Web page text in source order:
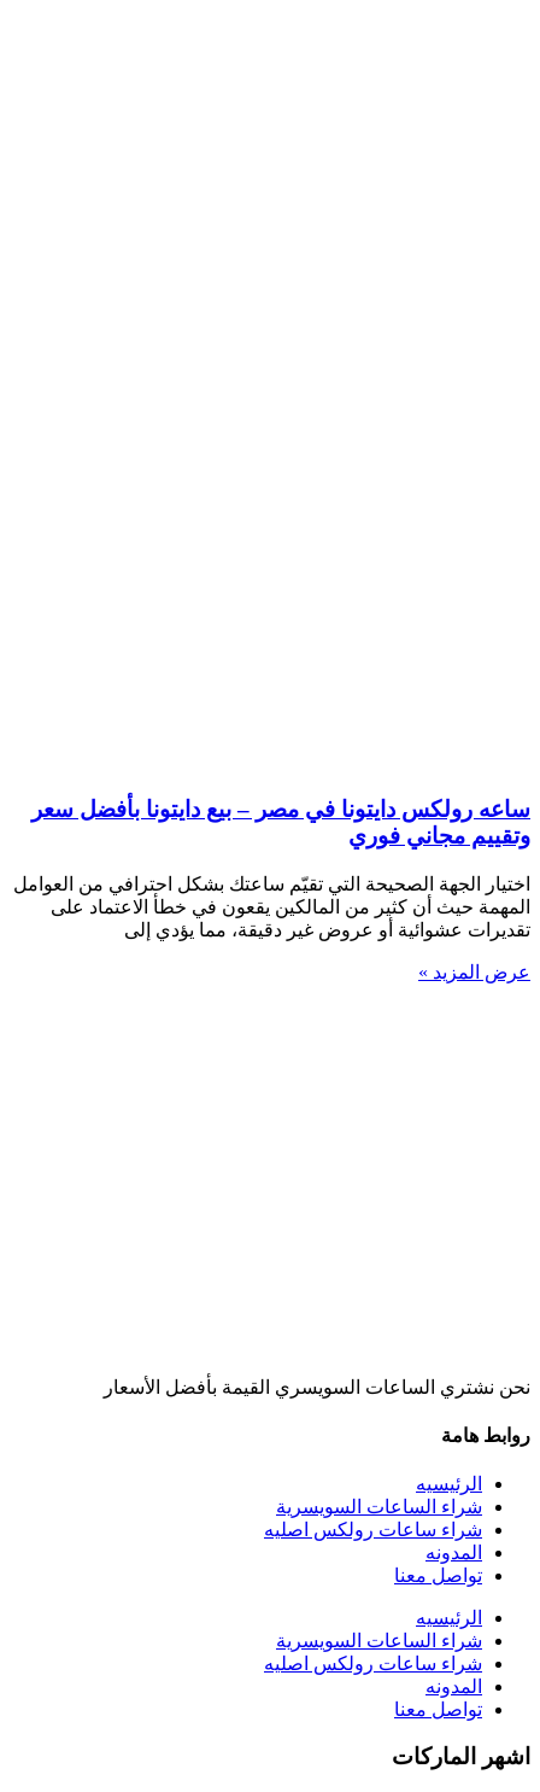
ساعه رولكس دايتونا في مصر – بيع دايتونا بأفضل سعر
وتقييم مجاني فوري
اختيار الجهة الصحيحة التي تقيّم ساعتك بشكل احترافي من العوامل
المهمة حيث أن كثير من المالكين يقعون في خطأ الاعتماد على
تقديرات عشوائية أو عروض غير دقيقة، مما يؤدي إلى
عرض المزيد »
نحن نشتري الساعات السويسري القيمة بأفضل الأسعار
روابط هامة
الرئيسيه
شراء الساعات السويسرية
شراء ساعات رولكس اصليه
المدونه
تواصل معنا
الرئيسيه
شراء الساعات السويسرية
شراء ساعات رولكس اصليه
المدونه
تواصل معنا
اشهر الماركات